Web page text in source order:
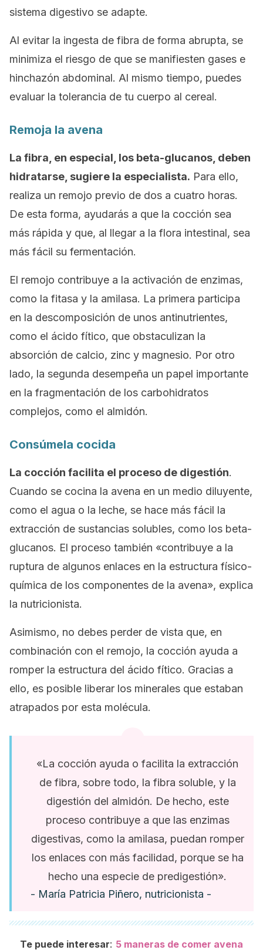
sistema digestivo se adapte.
Al evitar la ingesta de fibra de forma abrupta, se
minimiza el riesgo de que se manifiesten gases e
hinchazón abdominal. Al mismo tiempo, puedes
evaluar la tolerancia de tu cuerpo al cereal.
Remoja la avena
La fibra, en especial, los beta-glucanos, deben
hidratarse, sugiere la especialista. Para ello,
realiza un remojo previo de dos a cuatro horas.
De esta forma, ayudarás a que la cocción sea
más rápida y que, al llegar a la flora intestinal, sea
más fácil su fermentación.
El remojo contribuye a la activación de enzimas,
como la fitasa y la amilasa. La primera participa
en la descomposición de unos antinutrientes,
como el ácido fítico, que obstaculizan la
absorción de calcio, zinc y magnesio. Por otro
lado, la segunda desempeña un papel importante
en la fragmentación de los carbohidratos
complejos, como el almidón.
Consúmela cocida
La cocción facilita el proceso de digestión.
Cuando se cocina la avena en un medio diluyente,
como el agua o la leche, se hace más fácil la
extracción de sustancias solubles, como los beta-
glucanos. El proceso también «contribuye a la
ruptura de algunos enlaces en la estructura físico-
química de los componentes de la avena», explica
la nutricionista.
Asimismo, no debes perder de vista que, en
combinación con el remojo, la cocción ayuda a
romper la estructura del ácido fítico. Gracias a
ello, es posible liberar los minerales que estaban
atrapados por esta molécula.
«La cocción ayuda o facilita la extracción
de fibra, sobre todo, la fibra soluble, y la
digestión del almidón. De hecho, este
proceso contribuye a que las enzimas
digestivas, como la amilasa, puedan romper
los enlaces con más facilidad, porque se ha
hecho una especie de predigestión».
- María Patricia Piñero, nutricionista -
Te puede interesar: 5 maneras de comer avena